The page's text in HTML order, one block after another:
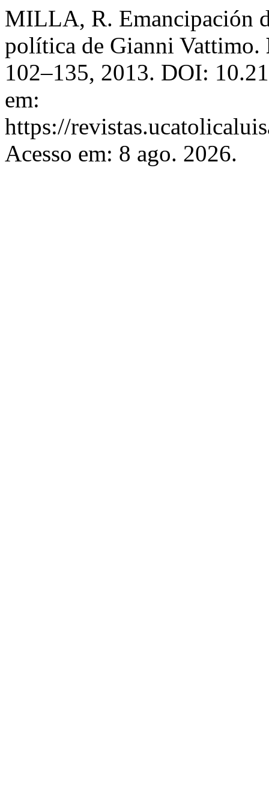
MILLA, R. Emancipación
política de Gianni Vattimo.
102–135, 2013. DOI:
em:
https://
Acesso em: 8 ago. 2026.